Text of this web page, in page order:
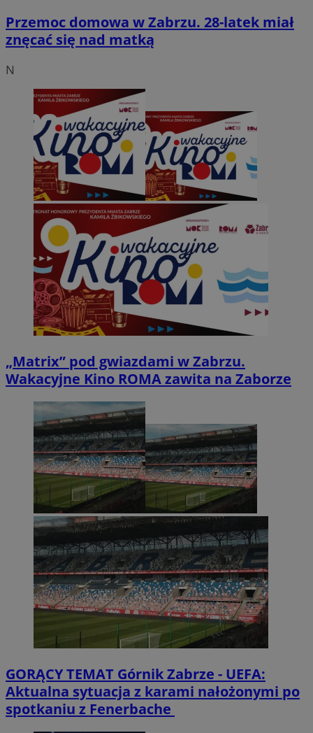
Przemoc domowa w Zabrzu. 28-latek miał
znęcać się nad matką
N
„Matrix” pod gwiazdami w Zabrzu.
Wakacyjne Kino ROMA zawita na Zaborze
GORĄCY TEMAT Górnik Zabrze - UEFA:
Aktualna sytuacja z karami nałożonymi po
spotkaniu z Fenerbache